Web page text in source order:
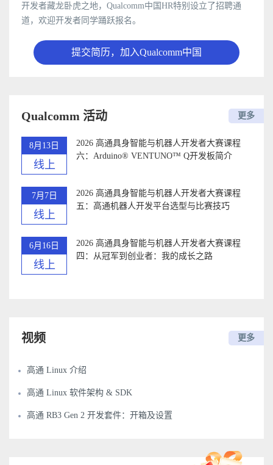
开发者藏龙卧虎之地，Qualcomm中国HR特别设立了招聘通
道，欢迎开发者同学踊跃报名。
提交简历，加入Qualcomm中国
Qualcomm 活动 更多
8月13日
线上
2026 高通具身智能与机器人开发者大赛课程
六：Arduino®️ VENTUNO™ Q开发板简介
7月7日
线上
2026 高通具身智能与机器人开发者大赛课程
五：高通机器人开发平台选型与比赛技巧
6月16日
线上
2026 高通具身智能与机器人开发者大赛课程
四：从冠军到创业者：我的成长之路
视频 更多
高通 Linux 介绍
高通 Linux 软件架构 & SDK
高通 RB3 Gen 2 开发套件：开箱及设置